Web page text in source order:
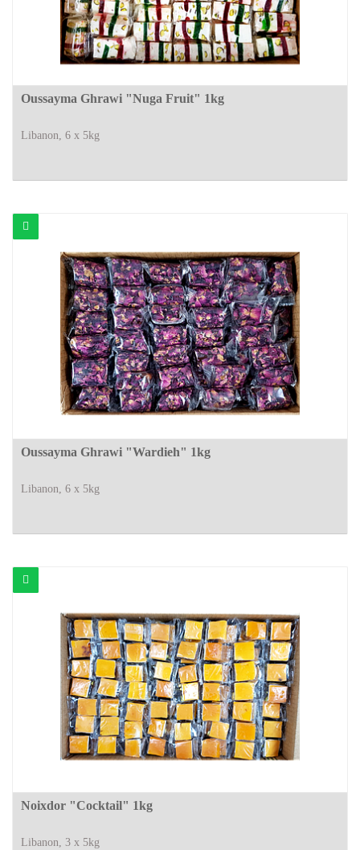
Oussayma Ghrawi "Nuga Fruit" 1kg
Libanon, 6 x 5kg
Oussayma Ghrawi "Wardieh" 1kg
Libanon, 6 x 5kg
Noixdor "Cocktail" 1kg
Libanon, 3 x 5kg